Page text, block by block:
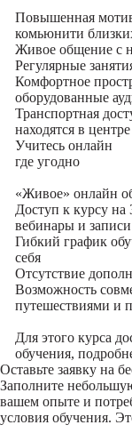
Повышенная
комьюнити
Живое общение с
Регулярные
Комфортное
оборудованные
Транспортная
находятся в
Учитесь онлайн
где угодно
«Живое» онлайн
Доступ к курсу на
вебинары и записи
Гибкий график
себя
Отсутствие
Возможность
путешествиями и
Для этого курса
обучения,
Оставьте заявку на
Заполните
вашем опыте и
условия обучения.